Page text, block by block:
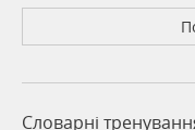
Словарні